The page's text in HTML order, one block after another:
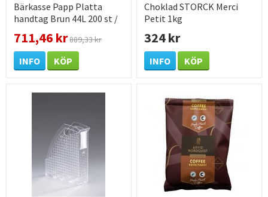
Bärkasse Papp Platta
handtag Brun 44L 200 st /
förpackning
711,46 kr889,33 kr
INFO KÖP
Choklad STORCK Merci
Petit 1kg
324 kr
INFO KÖP